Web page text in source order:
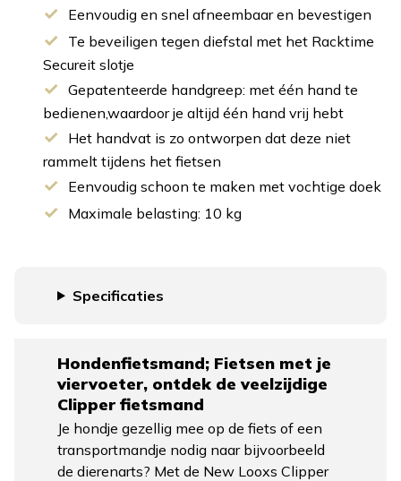
Eenvoudig en snel afneembaar en bevestigen
Te beveiligen tegen diefstal met het Racktime
Secureit slotje
Gepatenteerde handgreep: met één hand te
bedienen,waardoor je altijd één hand vrij hebt
Het handvat is zo ontworpen dat deze niet
rammelt tijdens het fietsen
Eenvoudig schoon te maken met vochtige doek
Maximale belasting: 10 kg
Specificaties
Hondenfietsmand; Fietsen met je
viervoeter, ontdek de veelzijdige
Clipper fietsmand
Je hondje gezellig mee op de fiets of een
transportmandje nodig naar bijvoorbeeld
de dierenarts? Met de New Looxs Clipper